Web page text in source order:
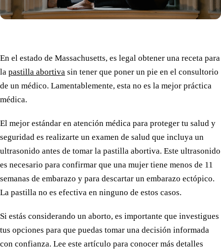
En el estado de Massachusetts, es legal obtener una receta para
la pastilla abortiva sin tener que poner un pie en el consultorio
de un médico. Lamentablemente, esta no es la mejor práctica
médica.
El mejor estándar en atención médica para proteger tu salud y
seguridad es realizarte un examen de salud que incluya un
ultrasonido antes de tomar la pastilla abortiva. Este ultrasonido
es necesario para confirmar que una mujer tiene menos de 11
semanas de embarazo y para descartar un embarazo ectópico.
La pastilla no es efectiva en ninguno de estos casos.
Si estás considerando un aborto, es importante que investigues
tus opciones para que puedas tomar una decisión informada
con confianza. Lee este artículo para conocer más detalles